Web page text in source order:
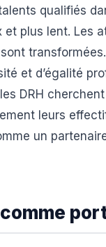
qualifiés
plus lent. Les
et d’égalité
DRH
leurs
un